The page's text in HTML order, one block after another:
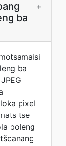
ba
+
ba
pixel
tse
boleng